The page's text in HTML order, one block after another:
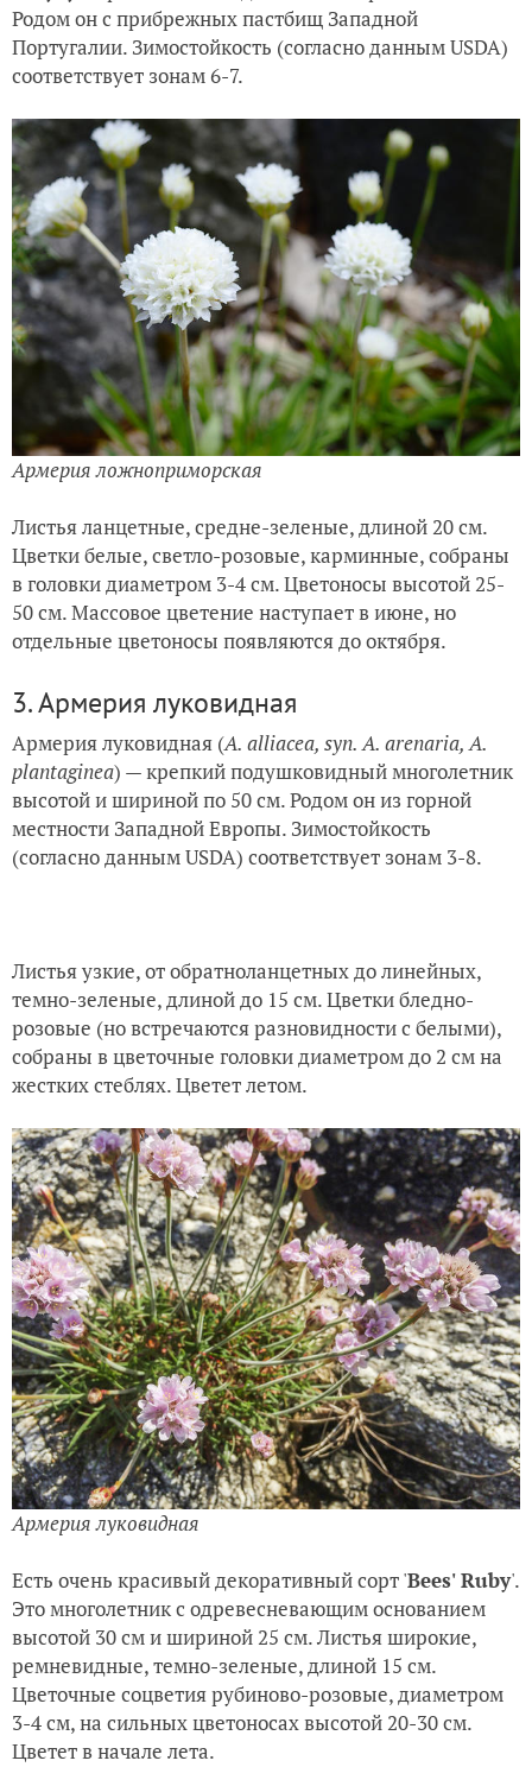
Родом он с прибрежных пастбищ Западной
Португалии. Зимостойкость (согласно данным USDA)
соответствует зонам 6-7.
Армерия ложноприморская
Листья ланцетные, средне-зеленые, длиной 20 см.
Цветки белые, светло-розовые, карминные, собраны
в головки диаметром 3-4 см. Цветоносы высотой 25-
50 см. Массовое цветение наступает в июне, но
отдельные цветоносы появляются до октября.
3. Армерия луковидная
Армерия луковидная (A. alliacea, syn. A. arenaria, A.
plantaginea) — крепкий подушковидный многолетник
высотой и шириной по 50 см. Родом он из горной
местности Западной Европы. Зимостойкость
(согласно данным USDA) соответствует зонам 3-8.
Листья узкие, от обратноланцетных до линейных,
темно-зеленые, длиной до 15 см. Цветки бледно-
розовые (но встречаются разновидности с белыми),
собраны в цветочные головки диаметром до 2 см на
жестких стеблях. Цветет летом.
Армерия луковидная
Есть очень красивый декоративный сорт 'Bees' Ruby'.
Это многолетник с одревесневающим основанием
высотой 30 см и шириной 25 см. Листья широкие,
ремневидные, темно-зеленые, длиной 15 см.
Цветочные соцветия рубиново-розовые, диаметром
3-4 см, на сильных цветоносах высотой 20-30 см.
Цветет в начале лета.